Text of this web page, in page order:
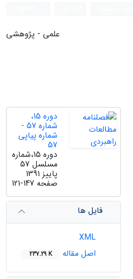
علمی - پژوهشی
دوره 15،
شماره 57 -
شماره پیاپی
57
دوره 15،شماره
مسلسل 57
پاییز 1391
صفحه 121-147
فایل ها
اصل مقاله
237.29 K